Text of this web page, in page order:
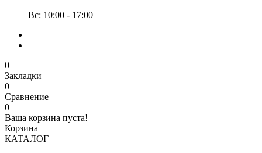
Вс: 10:00 - 17:00
0
Закладки
0
Сравнение
0
Ваша корзина пуста!
Корзина
КАТАЛОГ